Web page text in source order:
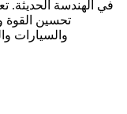
تحسين القوة
والسيارات